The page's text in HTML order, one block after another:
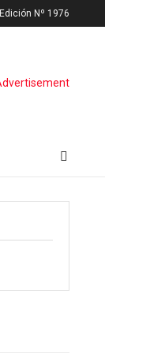
Edición Nº 1976